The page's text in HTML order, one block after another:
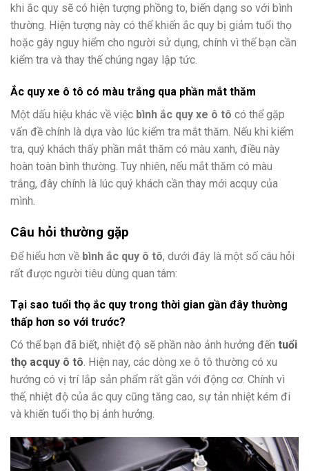
khi ắc quy sẽ có hiện tượng phồng to, biến dạng so với bình
thường. Hiện tượng này có thể khiến ắc quy bị giảm tuổi thọ
hoặc gây nguy hiểm cho người sử dụng, chính vì thế bạn cần
kiểm tra và thay thế chúng ngay lập tức.
Ắc quy xe ô tô có màu trắng qua phần mắt thăm
Một dấu hiệu khác về việc bình ắc quy xe ô tô có thể gặp
vấn đề chính là dựa vào lúc kiểm tra mắt thăm. Nếu khi kiểm
tra, quý khách thấy phần mắt thăm có màu xanh, điều này
hoàn toàn bình thường. Tuy nhiên, nếu mắt thăm có màu
trắng, đây chính là lúc quý khách cần thay mới acquy của
mình.
Câu hỏi thường gặp
Để hiểu hơn về bình ắc quy ô tô, dưới đây là một số câu hỏi
rất được người tiêu dùng quan tâm:
Tại sao tuổi thọ ắc quy trong thời gian gần đây thường
thấp hơn so với trước?
Có thể bạn đã biết, nhiệt độ sẽ phần nào ảnh hưởng đến tuổi
thọ acquy ô tô. Hiện nay, các dòng xe ô tô thường có xu
hướng có vị trí lắp sản phẩm rất gần với động cơ. Chính vì
thế, nhiệt độ của ắc quy cũng tăng cao, sự tản nhiệt kém đi
và khiến tuổi thọ bị ảnh hưởng.